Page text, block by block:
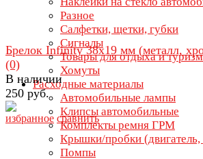
Разное
Салфетки, щетки, губки
Сигналы
Товары для отдыха и
Хомуты
Расходные материалы
Автомобильные лампы
Клипсы автомобильные
Комплекты ремня ГРМ
Крышки/пробки (двигатель,
Помпы
избранное сравнить
Брелок Infinity 38х19 мм (металл,
(0)
В наличии
250 руб.